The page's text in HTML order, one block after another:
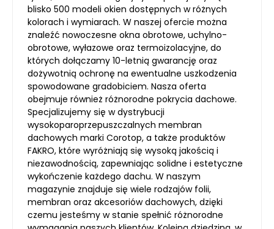
blisko 500 modeli okien dostępnych w różnych
kolorach i wymiarach. W naszej ofercie można
znaleźć nowoczesne okna obrotowe, uchylno-
obrotowe, wyłazowe oraz termoizolacyjne, do
których dołączamy 10-letnią gwarancję oraz
dożywotnią ochronę na ewentualne uszkodzenia
spowodowane gradobiciem. Nasza oferta
obejmuje również różnorodne pokrycia dachowe.
Specjalizujemy się w dystrybucji
wysokoparoprzepuszczalnych membran
dachowych marki Corotop, a także produktów
FAKRO, które wyróżniają się wysoką jakością i
niezawodnością, zapewniając solidne i estetyczne
wykończenie każdego dachu. W naszym
magazynie znajduje się wiele rodzajów folii,
membran oraz akcesoriów dachowych, dzięki
czemu jesteśmy w stanie spełnić różnorodne